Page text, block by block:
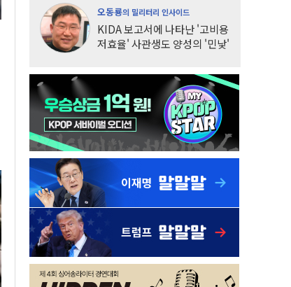
오동룡의 밀리터리 인사이드
KIDA 보고서에 나타난 '고비용
저효율' 사관생도 양성의 '민낯'